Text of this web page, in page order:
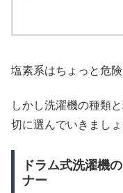
塩素系はちょっと危
しかし洗濯機の種類
切に選んでいきましょ
ドラム式洗濯機
ナー